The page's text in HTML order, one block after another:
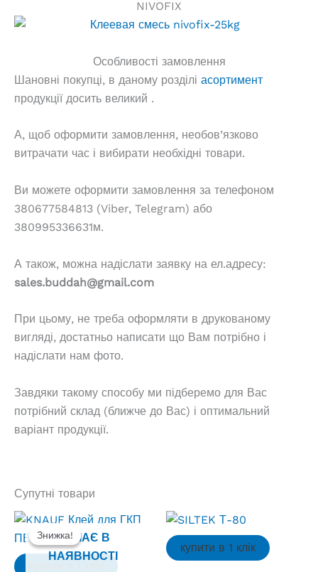
NIVOFIX
Особливості замовлення
Шановні покупці, в даному розділі асортимент
продукції досить великий .
А, щоб оформити замовлення, необов’язково
витрачати час і вибирати необхідні товари.
Ви можете оформити замовлення за телефоном
380677584813 (Viber, Telegram) або
380995336631м.
А також, можна надіслати заявку на ел.адресу:
sales.buddah@gmail.com
При цьому, не треба оформляти в друкованому
вигляді, достатньо написати що Вам потрібно і
надіслати нам фото.
Завдяки такому способу ми підберемо для Вас
потрібний склад (ближче до Вас) і оптимальний
варіант продукції.
Супутні товари
Знижка!НЕМАЄ В
НАЯВНОСТІ
Знижка!
купити в 1 клік